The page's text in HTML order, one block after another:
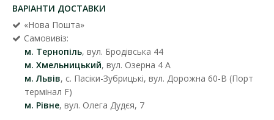
ВАРІАНТИ ДОСТАВКИ
«Нова Пошта»
Самовивіз:
м. Тернопіль, вул. Бродівська 44
м. Хмельницький, вул. Озерна 4 А
м. Львів, с. Пасіки-Зубрицькі, вул. Дорожна 60-В (Порт
термінал F)
м. Рівне, вул. Олега Дудєя, 7